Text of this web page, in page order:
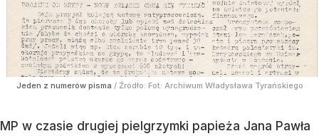
Jeden z numerów pisma / Źródło: Fot: Archiwum Władysława Tyrańskiego
MP w czasie drugiej pielgrzymki papieża Jana Pawła